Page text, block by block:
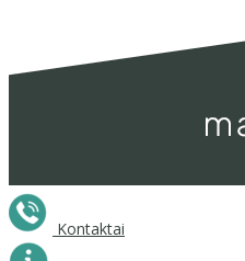
Kontaktai